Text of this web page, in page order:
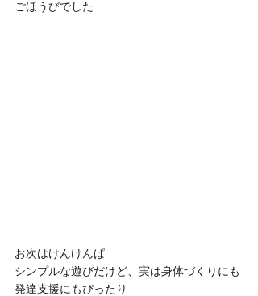
ごほうびでした
お次はけんけんぱ
シンプルな遊びだけど、実は身体づくりにも
発達支援にもぴったり